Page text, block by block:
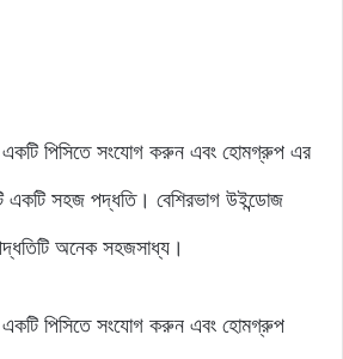
একটি পিসিতে সংযোগ করুন এবং হোমগ্রুপ এর
একটি সহজ পদ্ধতি। বেশিরভাগ উইন্ডোজ
অনেক সহজসাধ্য।
একটি পিসিতে সংযোগ করুন এবং হোমগ্রুপ